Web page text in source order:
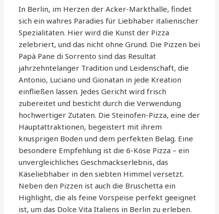
In Berlin, im Herzen der Acker-Markthalle, findet
sich ein wahres Paradies für Liebhaber italienischer
Spezialitäten. Hier wird die Kunst der Pizza
zelebriert, und das nicht ohne Grund. Die Pizzen bei
Papà Pane di Sorrento sind das Resultat
jahrzehntelanger Tradition und Leidenschaft, die
Antonio, Luciano und Gionatan in jede Kreation
einfließen lassen. Jedes Gericht wird frisch
zubereitet und besticht durch die Verwendung
hochwertiger Zutaten. Die Steinofen-Pizza, eine der
Hauptattraktionen, begeistert mit ihrem
knusprigen Boden und dem perfekten Belag. Eine
besondere Empfehlung ist die 6-Köse Pizza – ein
unvergleichliches Geschmackserlebnis, das
Käseliebhaber in den siebten Himmel versetzt.
Neben den Pizzen ist auch die Bruschetta ein
Highlight, die als feine Vorspeise perfekt geeignet
ist, um das Dolce Vita Italiens in Berlin zu erleben.